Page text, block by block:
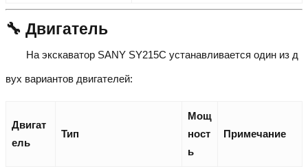
🔧 Двигатель
На экскаватор SANY SY215C устанавливается один из д
вух вариантов двигателей:
Двигат
ель
Тип
Мощ
ност
ь
Примечание